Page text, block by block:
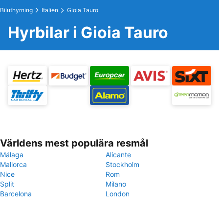
Biluthyrning Italien Gioia Tauro
Hyrbilar i Gioia Tauro
Världens mest populära resmål
Málaga
Alicante
Mallorca
Stockholm
Nice
Rom
Split
Milano
Barcelona
London